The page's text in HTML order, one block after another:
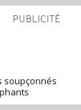
PUBLICITÉ
soupçonnés